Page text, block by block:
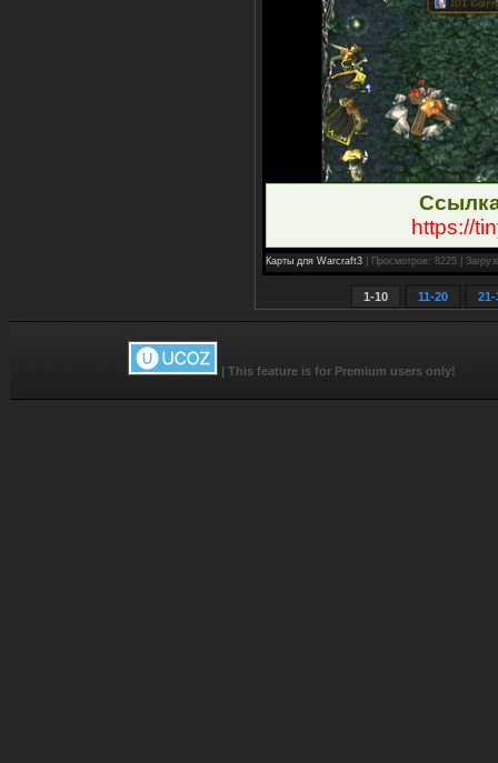
https://
Карты для Warcraft3 | Просмотров: 8225 |
1-10 11-20 21-
| This feature is for Premium users only!